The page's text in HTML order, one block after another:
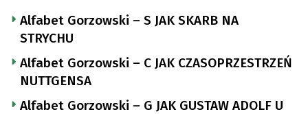
Alfabet Gorzowski – S JAK SKARB NA
STRYCHU
Alfabet Gorzowski – C JAK CZASOPRZESTRZEŃ
NUTTGENSA
Alfabet Gorzowski – G JAK GUSTAW ADOLF U